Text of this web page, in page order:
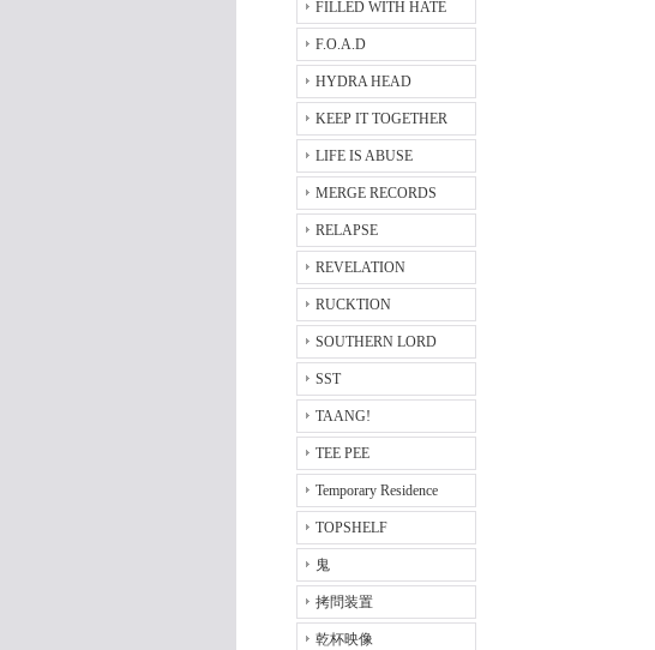
FILLED WITH HATE
F.O.A.D
HYDRA HEAD
KEEP IT TOGETHER
LIFE IS ABUSE
MERGE RECORDS
RELAPSE
REVELATION
RUCKTION
SOUTHERN LORD
SST
TAANG!
TEE PEE
Temporary Residence
TOPSHELF
鬼
拷問装置
乾杯映像